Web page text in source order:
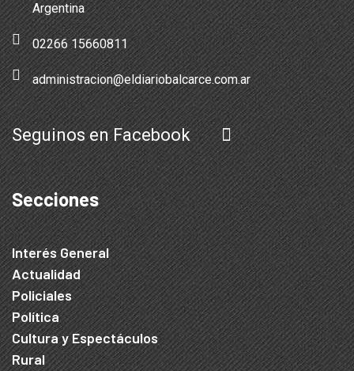
Argentina
02266 15660811
administracion@eldiariobalcarce.com.ar
Seguinos en Facebook
Secciones
Interés General
Actualidad
Policiales
Política
Cultura y Espectáculos
Rural